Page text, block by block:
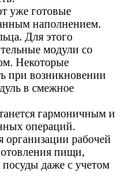
уже готовые
наполнением.
Для этого
модули со
Некоторые
при возникновении
в смежное
гармоничным и
операций.
организации рабочей
пищи,
даже с учетом